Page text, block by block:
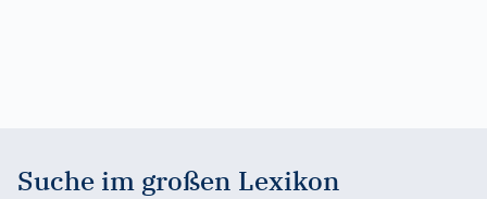
Suche im großen Lexikon